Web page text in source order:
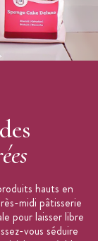
hauts en
midi pâtisserie
pour laisser libre
vous séduire